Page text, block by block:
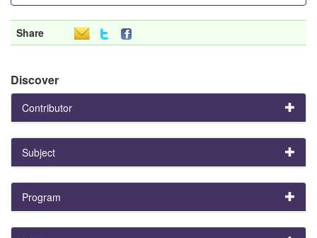
Share
Discover
Contributor
Subject
Program